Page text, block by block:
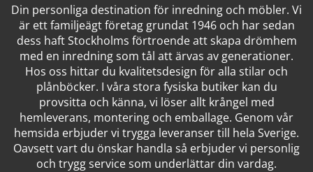
Din personliga destination för inredning och möbler. Vi
är ett familjeägt företag grundat 1946 och har sedan
dess haft Stockholms förtroende att skapa drömhem
med en inredning som tål att ärvas av generationer.
Hos oss hittar du kvalitetsdesign för alla stilar och
plånböcker. I våra stora fysiska butiker kan du
provsitta och känna, vi löser allt krångel med
hemleverans, montering och emballage. Genom vår
hemsida erbjuder vi trygga leveranser till hela Sverige.
Oavsett vart du önskar handla så erbjuder vi personlig
och trygg service som underlättar din vardag.